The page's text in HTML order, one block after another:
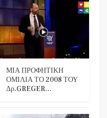
ΜΙΑ ΠΡΟΦΗΤΙΚΗ
ΟΜΙΛΙΑ ΤΟ 2008 ΤΟΥ
Δρ.GREGER…